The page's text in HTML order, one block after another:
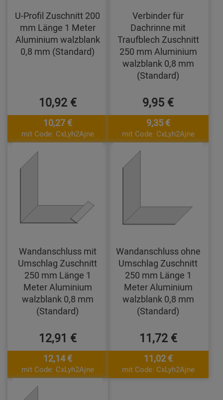
U-Profil Zuschnitt 200
mm Länge 1 Meter
Aluminium walzblank
0,8 mm (Standard)
10,92 €
10,27 €
mit Code: CxLyh2Ajne
Verbinder für
Dachrinne mit
Traufblech Zuschnitt
250 mm Aluminium
walzblank 0,8 mm
(Standard)
9,95 €
9,35 €
mit Code: CxLyh2Ajne
Wandanschluss mit
Umschlag Zuschnitt
250 mm Länge 1
Meter Aluminium
walzblank 0,8 mm
(Standard)
12,91 €
12,14 €
mit Code: CxLyh2Ajne
Wandanschluss ohne
Umschlag Zuschnitt
250 mm Länge 1
Meter Aluminium
walzblank 0,8 mm
(Standard)
11,72 €
11,02 €
mit Code: CxLyh2Ajne